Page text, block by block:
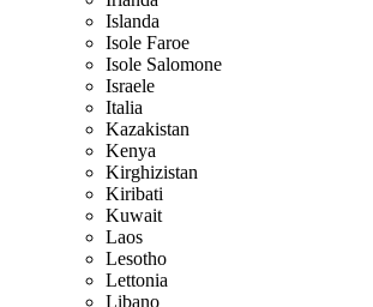
Islanda
Isole Faroe
Isole Salomone
Israele
Italia
Kazakistan
Kenya
Kirghizistan
Kiribati
Kuwait
Laos
Lesotho
Lettonia
Libano